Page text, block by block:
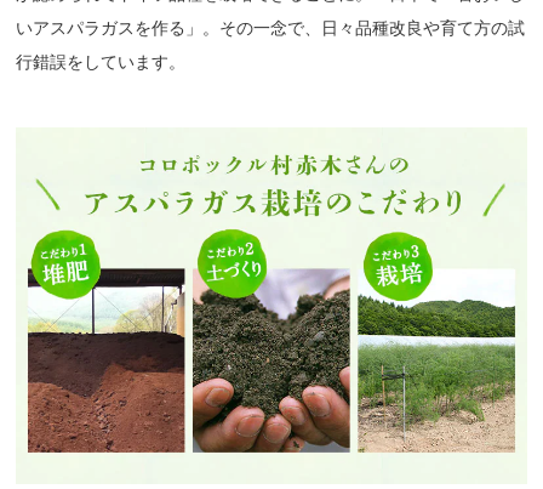
いアスパラガスを作る」。その一念で、日々品種改良や育て方の試
行錯誤をしています。